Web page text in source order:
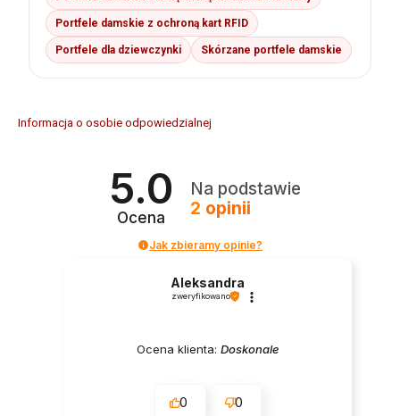
Portfele damskie z ochroną kart RFID
Portfele dla dziewczynki Skórzane portfele damskie
Informacja o osobie odpowiedzialnej
5.0
Ocena
Na podstawie
2 opinii
Jak zbieramy opinie?
Aleksandra
zweryfikowano
Ocena klienta: Doskonale
0 0